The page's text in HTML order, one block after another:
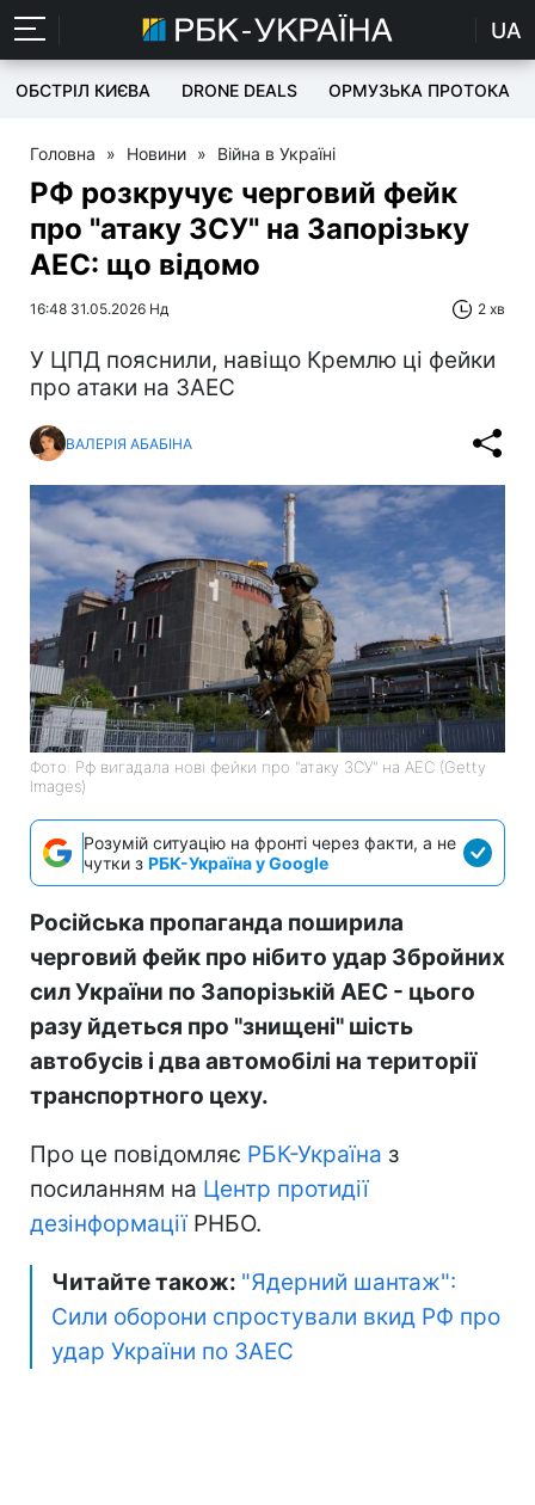
UA
ОБСТРІЛ КИЄВА DRONE DEALS ОРМУЗЬКА ПРОТОКА
Головна » Новини » Війна в Україні
РФ розкручує черговий фейк
про "атаку ЗСУ" на Запорізьку
АЕС: що відомо
16:48 31.05.2026 Нд 2 хв
У ЦПД пояснили, навіщо Кремлю ці фейки
про атаки на ЗАЕС
ВАЛЕРІЯ АБАБІНА
Фото: Рф вигадала нові фейки про "атаку ЗСУ" на АЕС (Getty
Images)
Розумій ситуацію на фронті через факти, а не
чутки з РБК-Україна у Google
Російська пропаганда поширила
черговий фейк про нібито удар Збройних
сил України по Запорізькій АЕС - цього
разу йдеться про "знищені" шість
автобусів і два автомобілі на території
транспортного цеху.
Про це повідомляє РБК-Україна з
посиланням на Центр протидії
дезінформаціїРНБО.
Читайте також: "Ядерний шантаж":
Сили оборони спростували вкид РФ про
удар України по ЗАЕС